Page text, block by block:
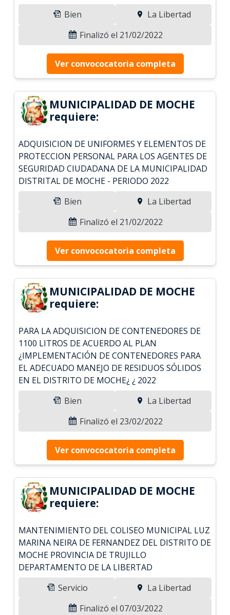
Bien
La Libertad
Finalizó el 21/02/2022
Ver convococatoria completa
MUNICIPALIDAD DE MOCHE
requiere:
ADQUISICION DE UNIFORMES Y ELEMENTOS DE
PROTECCION PERSONAL PARA LOS AGENTES DE
SEGURIDAD CIUDADANA DE LA MUNICIPALIDAD
DISTRITAL DE MOCHE - PERIODO 2022
Bien
La Libertad
Finalizó el 21/02/2022
Ver convococatoria completa
MUNICIPALIDAD DE MOCHE
requiere:
PARA LA ADQUISICION DE CONTENEDORES DE
1100 LITROS DE ACUERDO AL PLAN
¿IMPLEMENTACIÓN DE CONTENEDORES PARA
EL ADECUADO MANEJO DE RESIDUOS SÓLIDOS
EN EL DISTRITO DE MOCHE¿ ¿ 2022
Bien
La Libertad
Finalizó el 23/02/2022
Ver convococatoria completa
MUNICIPALIDAD DE MOCHE
requiere:
MANTENIMIENTO DEL COLISEO MUNICIPAL LUZ
MARINA NEIRA DE FERNANDEZ DEL DISTRITO DE
MOCHE PROVINCIA DE TRUJILLO
DEPARTAMENTO DE LA LIBERTAD
Servicio
La Libertad
Finalizó el 07/03/2022